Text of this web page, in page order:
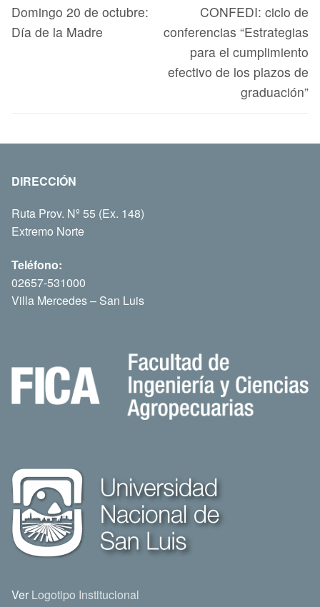
Domingo 20 de octubre:
Día de la Madre
CONFEDI: ciclo de
conferencias “Estrategias
para el cumplimiento
efectivo de los plazos de
graduación”
DIRECCIÓN
Ruta Prov. Nº 55 (Ex. 148)
Extremo Norte
Teléfono:
02657-531000
Villa Mercedes – San Luis
Ver Logotipo Institucional